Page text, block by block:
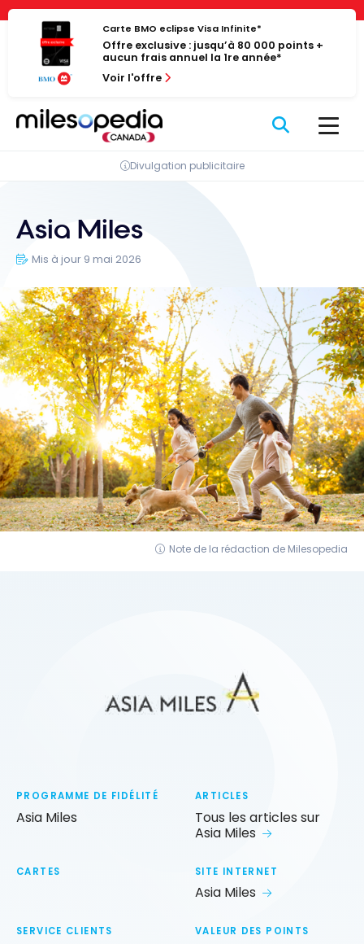
Panneau de gestion des cookies
Passer
contenu
Carte BMO eclipse Visa Infinite*
Offre exclusive : jusqu’à 80 000 points +
aucun frais annuel la 1re année*
Voir l'offre
Divulgation publicitaire
Asia Miles
Mis à jour 9 mai 2026
Note de la rédaction de Milesopedia
PROGRAMME DE FIDÉLITÉ
Asia Miles
ARTICLES
Tous les articles sur
Asia Miles
CARTES SITE INTERNET
Asia Miles
SERVICE CLIENTS
VALEUR DES POINTS